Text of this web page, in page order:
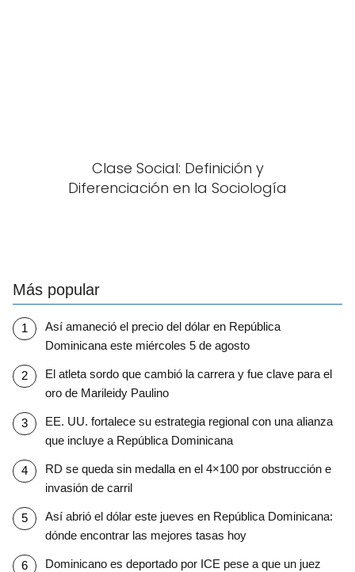
Clase Social: Definición y
Diferenciación en la Sociología
Más popular
Así amaneció el precio del dólar en República
Dominicana este miércoles 5 de agosto
El atleta sordo que cambió la carrera y fue clave para el
oro de Marileidy Paulino
EE. UU. fortalece su estrategia regional con una alianza
que incluye a República Dominicana
RD se queda sin medalla en el 4×100 por obstrucción e
invasión de carril
Así abrió el dólar este jueves en República Dominicana:
dónde encontrar las mejores tasas hoy
Dominicano es deportado por ICE pese a que un juez